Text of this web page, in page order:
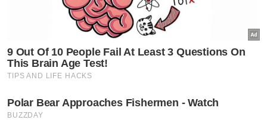
masa ini, Kerajaan Madani menyeru rakyat
agar terus mengamalkan penggunaan bahan
api secara berhemat.